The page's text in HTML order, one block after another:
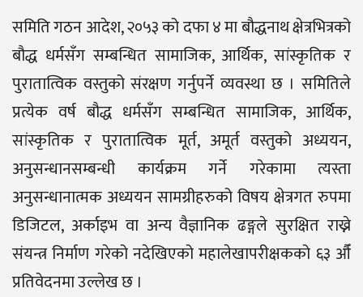
समिति गठन आदेश, २०५३ को दफा ४ मा बौद्धनाथ क्षेत्रभित्रको
बौद्ध धर्मसँग सम्बन्धित सामाजिक, आर्थिक, सांस्कृतिक र
पुरातात्विक वस्तुको संरक्षण गर्नुपर्ने व्यवस्था छ । समितिले
प्रत्येक वर्ष बौद्ध धर्मसँग सम्बन्धित सामाजिक, आर्थिक,
सांस्कृतिक र पुरातात्विक मूर्त, अमूर्त वस्तुको अध्ययन,
अनुसन्धानसम्बन्धी कार्यक्रम गर्ने गरेकामा त्यस्ता
अनुसन्धानात्मक अध्ययन सामग्रीहरुको विषय क्षेत्रगत रुपमा
डिजिटल, अर्काइभ वा अन्य वैज्ञानिक ढङ्गले सुरक्षित राख्ने
संयन्त्र निर्माण गरेको नदेखिएको महालेखापरीक्षकको ६३ औँ
प्रतिवेदनमा उल्लेख छ ।